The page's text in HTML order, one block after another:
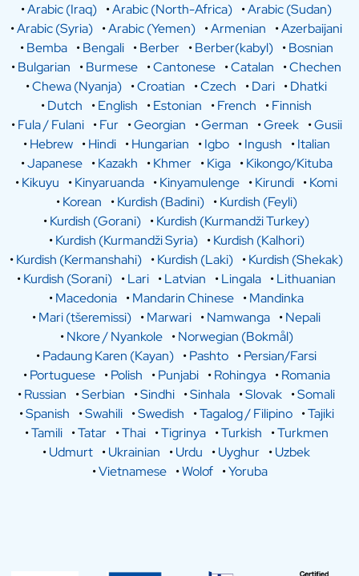
•Arabic (Iraq) •Arabic (North-Africa) •Arabic (Sudan)
•Arabic (Syria) •Arabic (Yemen) •Armenian •Azerbaijani
•Bemba •Bengali •Berber •Berber(kabyl) •Bosnian
•Bulgarian •Burmese •Cantonese •Catalan •Chechen
•Chewa (Nyanja) •Croatian •Czech •Dari •Dhatki
•Dutch •English •Estonian •French •Finnish
•Fula / Fulani •Fur •Georgian •German •Greek •Gusii
•Hebrew •Hindi •Hungarian •Igbo •Ingush •Italian
•Japanese •Kazakh •Khmer •Kiga •Kikongo/Kituba
•Kikuyu •Kinyaruanda •Kinyamulenge •Kirundi •Komi
•Korean •Kurdish (Badini) •Kurdish (Feyli)
•Kurdish (Gorani) •Kurdish (Kurmandži Turkey)
•Kurdish (Kurmandži Syria) •Kurdish (Kalhori)
•Kurdish (Kermanshahi) •Kurdish (Laki) •Kurdish (Shekak)
•Kurdish (Sorani) •Lari •Latvian •Lingala •Lithuanian
•Macedonia •Mandarin Chinese •Mandinka
•Mari (tšeremissi) •Marwari •Namwanga •Nepali
•Nkore / Nyankole •Norwegian (Bokmål)
•Padaung Karen (Kayan) •Pashto •Persian/Farsi
•Portuguese •Polish •Punjabi •Rohingya •Romania
•Russian •Serbian •Sindhi •Sinhala •Slovak •Somali
•Spanish •Swahili •Swedish •Tagalog / Filipino •Tajiki
•Tamili •Tatar •Thai •Tigrinya •Turkish •Turkmen
•Udmurt •Ukrainian •Urdu •Uyghur •Uzbek
•Vietnamese •Wolof •Yoruba